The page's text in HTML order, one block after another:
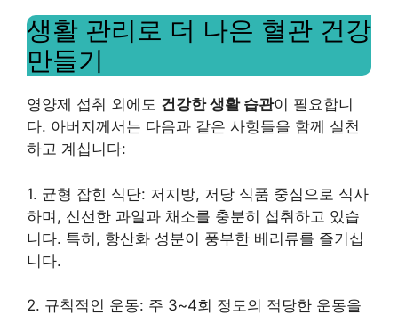
생활 관리로 더 나은 혈관 건강
만들기
영양제 섭취 외에도 건강한 생활 습관이 필요합니
다. 아버지께서는 다음과 같은 사항들을 함께 실천
하고 계십니다:
1. 균형 잡힌 식단: 저지방, 저당 식품 중심으로 식사
하며, 신선한 과일과 채소를 충분히 섭취하고 있습
니다. 특히, 항산화 성분이 풍부한 베리류를 즐기십
니다.
2. 규칙적인 운동: 주 3~4회 정도의 적당한 운동을